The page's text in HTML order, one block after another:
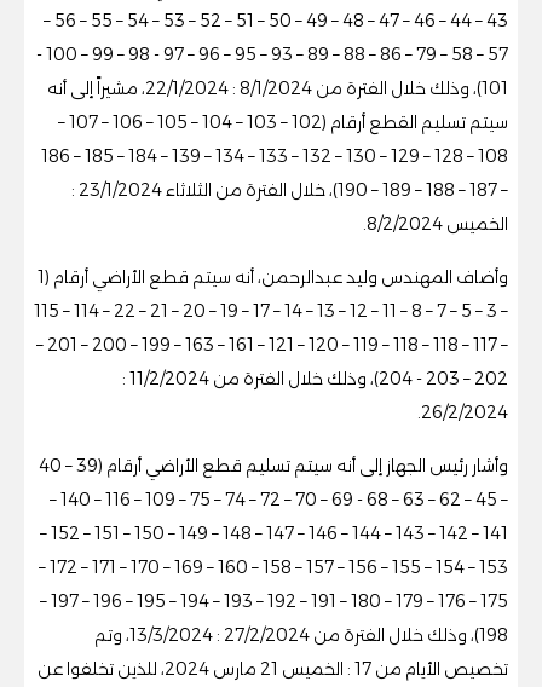
43 – 44 – 46 – 47 – 48 – 49 – 50 – 51 – 52 – 53 – 54 – 55 – 56 –
57 – 58 – 79 – 86 – 88 – 89 – 93 – 95 – 96 – 97 - 98 – 99 – 100 -
101)، وذلك خلال الفترة من 8/1/2024 : 22/1/2024، مشيراً إلى أنه
سيتم تسليم القطع أرقام (102 – 103 – 104 – 105 – 106 – 107 –
108 – 128 – 129 – 130 – 132 – 133 – 134 – 139 – 184 – 185 – 186
– 187 – 188 – 189 – 190)، خلال الفترة من الثلاثاء 23/1/2024 :
الخميس 8/2/2024.
وأضاف المهندس وليد عبدالرحمن، أنه سيتم قطع الأراضي أرقام (1
– 3 – 5 – 7 – 8 – 11 – 12 – 13 – 14 – 17 – 19 – 20 – 21 – 22 – 114 – 115
– 117 – 118 – 118 – 119 – 120 – 121 – 161 – 163 – 199 – 200 – 201 –
202 – 203 - 204)، وذلك خلال الفترة من 11/2/2024 :
26/2/2024.
وأشار رئيس الجهاز إلى أنه سيتم تسليم قطع الأراضي أرقام (39 – 40
– 45 – 62 – 63 – 68 - 69 – 70 – 72 – 74 – 75 – 109 – 116 – 140 –
141 – 142 – 143 – 144 – 146 – 147 – 148 – 149 – 150 – 151 – 152 –
153 – 154 – 155 – 156 – 157 – 158 – 160 – 169 – 170 – 171 – 172 –
175 – 176 – 179 – 180 – 191 – 192 – 193 – 194 – 195 – 196 – 197 –
198)، وذلك خلال الفترة من 27/2/2024 : 13/3/2024، وتم
تخصيص الأيام من 17 : الخميس 21 مارس 2024، للذين تخلفوا عن